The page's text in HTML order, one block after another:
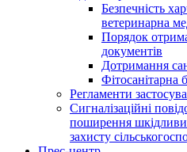
Безпечність
ветеринарна
Порядок
документів
Дотримання
Фітосанітарна
Регламенти
Сигналізаційні
поширення
захисту